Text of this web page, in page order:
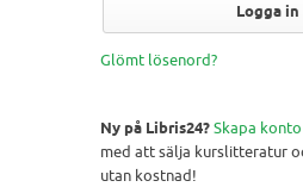
Logga in
Glömt lösenord?
Ny på Libris24?Skapa konto
med att sälja kurslitteratur
utan kostnad!